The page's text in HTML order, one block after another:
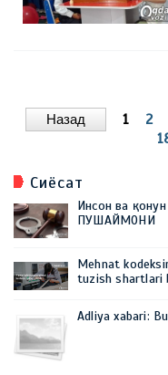
Назад 1 2
Сиёсат
Инсон ва
ПУШАЙМОНИ
Mehnat
tuzish shartlari
Adliya xabari: